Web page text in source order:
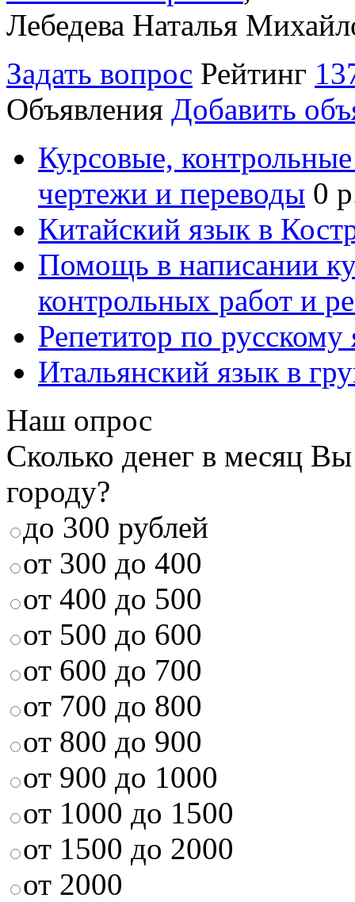
Лебедева Наталья
Задать вопрос Рейтинг
Объявления Добавить
Курсовые,
чертежи и переводы 0
Китайский язык в
Помощь в написании
контрольных работ и
Репетитор по русскому
Итальянский язык в
Наш опрос
Сколько денег в месяц
городу?
до 300 рублей
от 300 до 400
от 400 до 500
от 500 до 600
от 600 до 700
от 700 до 800
от 800 до 900
от 900 до 1000
от 1000 до 1500
от 1500 до 2000
от 2000